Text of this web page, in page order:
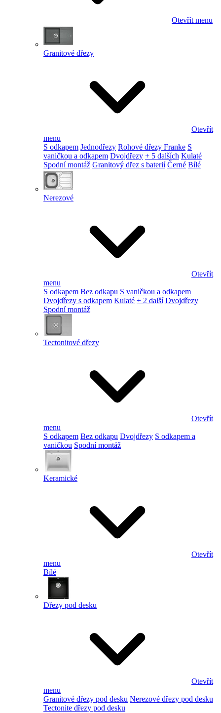
Otevřít menu
Granitové dřezy
Otevřít
menu
S odkapem Jednodřezy Rohové dřezy Franke S
vaničkou a odkapem Dvojdřezy + 5 dalších Kulaté
Spodní montáž Granitový dřez s baterií Černé Bílé
Nerezové
Otevřít
menu
S odkapem Bez odkapu S vaničkou a odkapem
Dvojdřezy s odkapem Kulaté + 2 další Dvojdřezy
Spodní montáž
Tectonitové dřezy
Otevřít
menu
S odkapem Bez odkapu Dvojdřezy S odkapem a
vaničkou Spodní montáž
Keramické
Otevřít
menu
Bílé
Dřezy pod desku
Otevřít
menu
Granitové dřezy pod desku Nerezové dřezy pod desku
Tectonite dřezy pod desku